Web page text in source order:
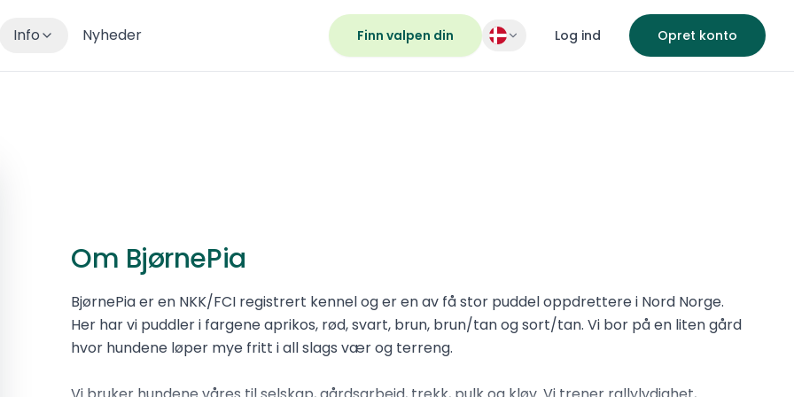
Info Nyheder Finn valpen din Log ind Opret konto
Om BjørnePia
BjørnePia er en NKK/FCI registrert kennel og er en av få stor puddel oppdrettere i Nord Norge.
Her har vi puddler i fargene aprikos, rød, svart, brun, brun/tan og sort/tan. Vi bor på en liten gård
hvor hundene løper mye fritt i all slags vær og terreng.